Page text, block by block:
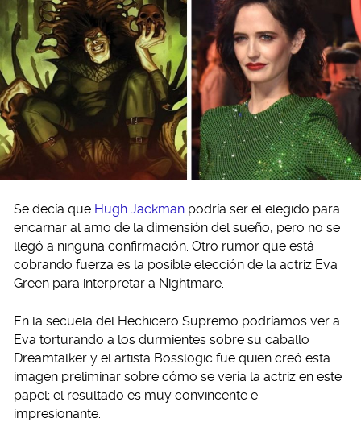
Se decía que Hugh Jackman podría ser el elegido para
encarnar al amo de la dimensión del sueño, pero no se
llegó a ninguna confirmación. Otro rumor que está
cobrando fuerza es la posible elección de la actriz Eva
Green para interpretar a Nightmare.
En la secuela del Hechicero Supremo podríamos ver a
Eva torturando a los durmientes sobre su caballo
Dreamtalker y el artista Bosslogic fue quien creó esta
imagen preliminar sobre cómo se vería la actriz en este
papel; el resultado es muy convincente e
impresionante.